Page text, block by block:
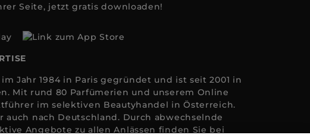
Seite, jetzt gratis downloaden!
Jahr 1984 in Paris gegründet und ist seit 2001 in
Mit rund 80 Parfümerien und unserem Online
im selektiven Beautyhandel in Österreich.
auch nach Deutschland. Durch abwechselnde
Angebote zu allen Anlässen finden Sie bei